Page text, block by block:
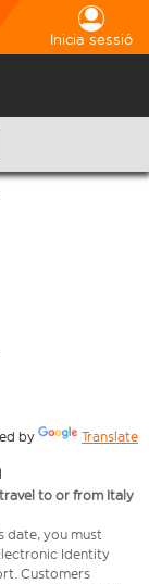
Inicia sessió
by Translate
to or from Italy
date, you must
Identity
Customers